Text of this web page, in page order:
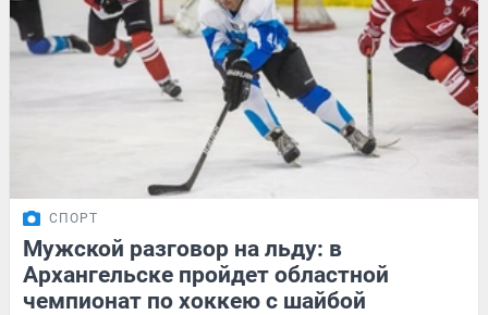
СПОРТ
Мужской разговор на льду: в
Архангельске пройдет областной
чемпионат по хоккею с шайбой